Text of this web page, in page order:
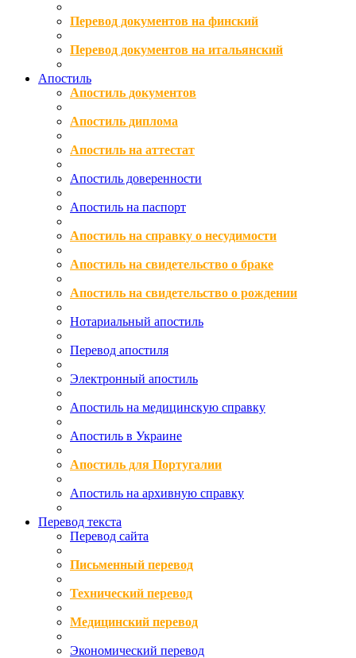
Перевод документов на финский
Перевод документов на итальянский
Апостиль
Апостиль документов
Апостиль диплома
Апостиль на аттестат
Апостиль доверенности
Апостиль на паспорт
Апостиль на справку о несудимости
Апостиль на свидетельство о браке
Апостиль на свидетельство о рождении
Нотариальный апостиль
Перевод апостиля
Электронный апостиль
Апостиль на медицинскую справку
Апостиль в Украине
Апостиль для Португалии
Апостиль на архивную справку
Перевод текста
Перевод сайта
Письменный перевод
Технический перевод
Медицинский перевод
Экономический перевод